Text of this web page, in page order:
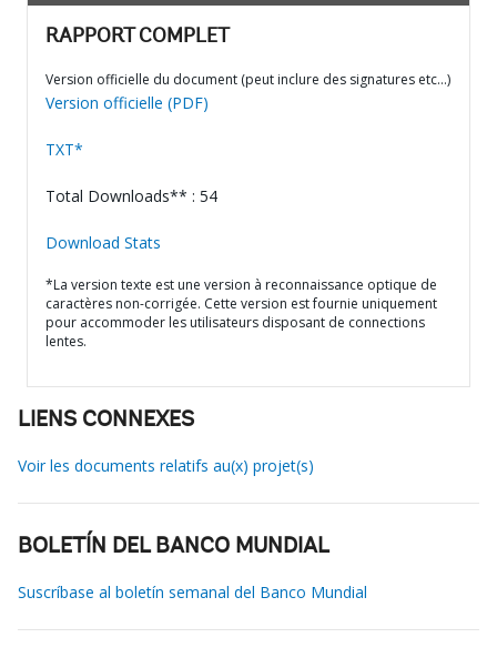
RAPPORT COMPLET
Version officielle du document (peut inclure des signatures etc…)
Version officielle (PDF)
TXT*
Total Downloads** : 54
Download Stats
*La version texte est une version à reconnaissance optique de
caractères non-corrigée. Cette version est fournie uniquement
pour accommoder les utilisateurs disposant de connections
lentes.
LIENS CONNEXES
Voir les documents relatifs au(x) projet(s)
BOLETÍN DEL BANCO MUNDIAL
Suscríbase al boletín semanal del Banco Mundial